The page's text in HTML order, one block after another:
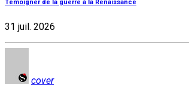
Témoigner de la guerre à la Renaissance
31 juil. 2026
cover